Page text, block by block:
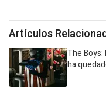
Artículos
The Boys:
ha